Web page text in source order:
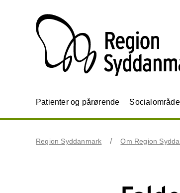
Patienter og pårørende
Region Syddanmark Om Region